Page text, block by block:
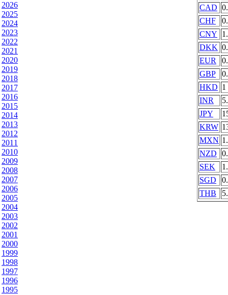
2026
2025
2024
2023
2022
2021
2020
2019
2018
2017
2016
2015
2014
2013
2012
2011
2010
2009
2008
2007
2006
2005
2004
2003
2002
2001
2000
1999
1998
1997
1996
1995
CAD
CHF
CNY
DKK
EUR
GBP
HKD 1
INR
JPY
KRW
MXN
NZD
SEK
SGD
THB